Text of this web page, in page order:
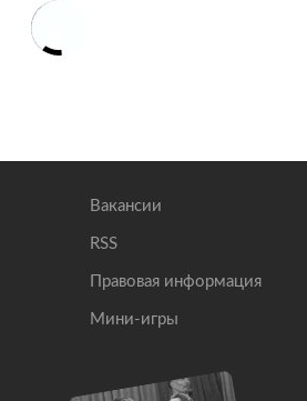
Вакансии
RSS
Правовая информация
Мини-игры